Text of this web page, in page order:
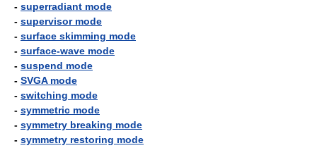
- superradiant mode
- supervisor mode
- surface skimming mode
- surface-wave mode
- suspend mode
- SVGA mode
- switching mode
- symmetric mode
- symmetry breaking mode
- symmetry restoring mode